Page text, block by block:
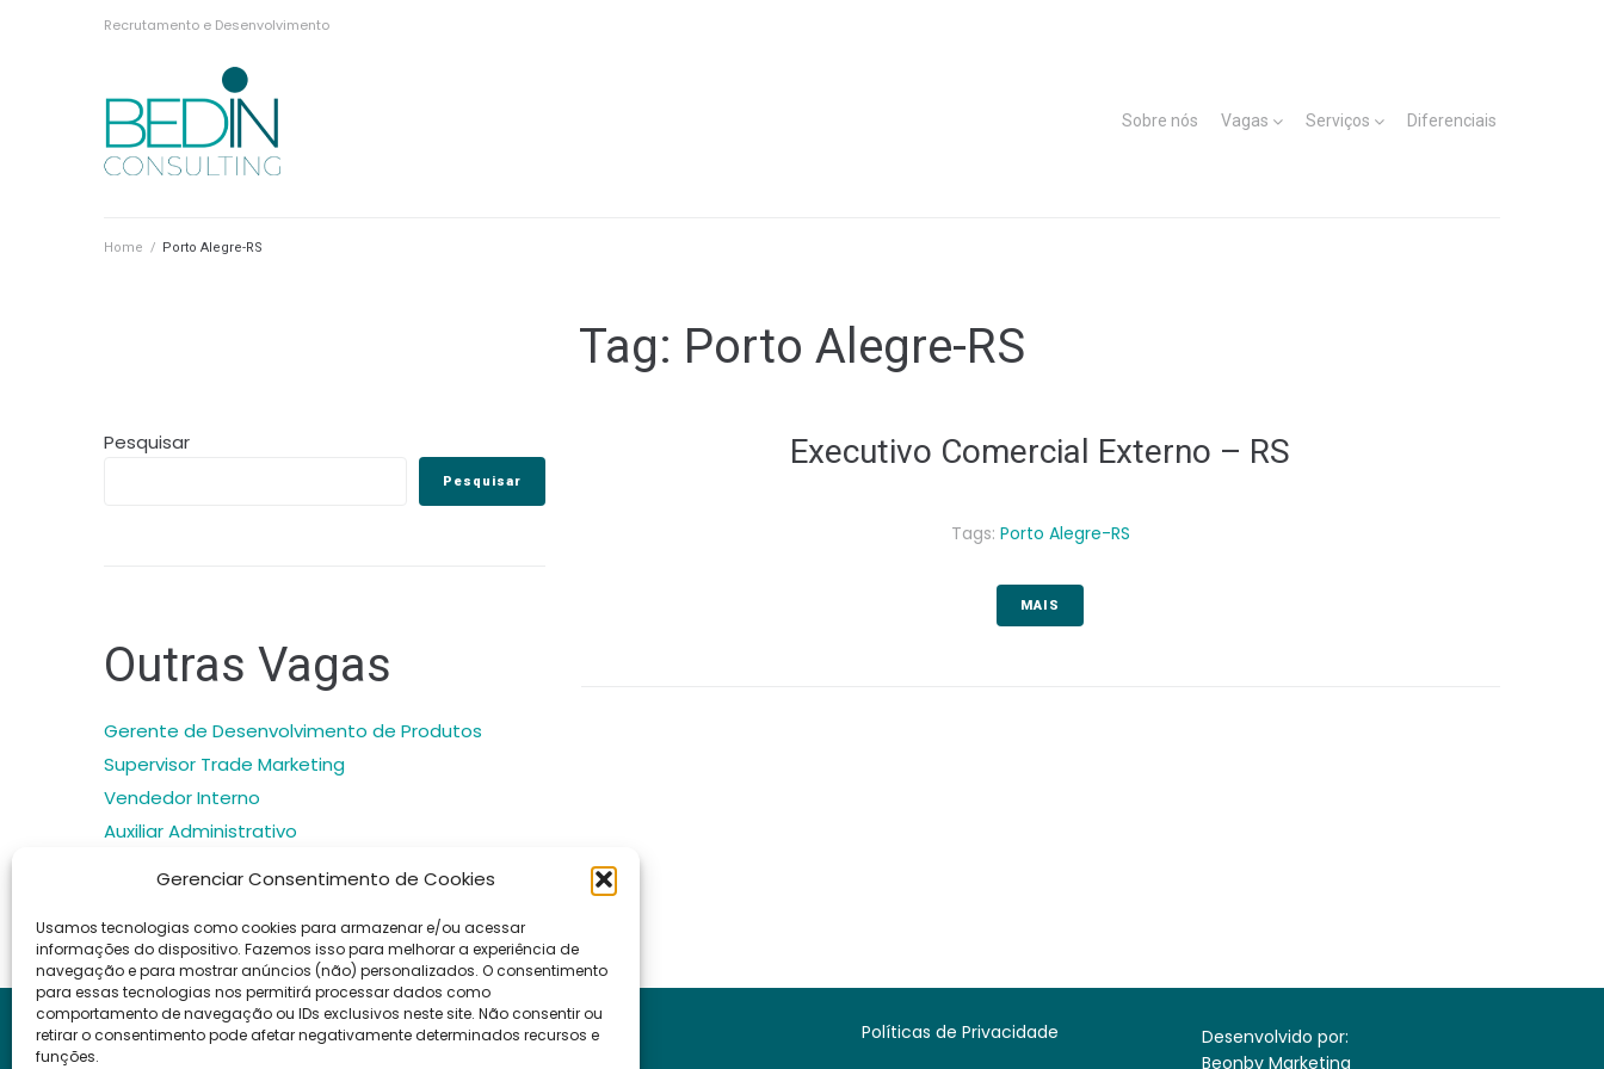
Gerenciar Consentimento de Cookies
Usamos tecnologias como cookies para armazenar e/ou acessar
informações do dispositivo. Fazemos isso para melhorar a experiência de
navegação e para mostrar anúncios (não) personalizados. O consentimento
para essas tecnologias nos permitirá processar dados como
comportamento de navegação ou IDs exclusivos neste site. Não consentir ou
retirar o consentimento pode afetar negativamente determinados recursos e
funções.
Recrutamento e Desenvolvimento
Sobre nós Vagas Serviços Diferenciais
Home / Porto Alegre-RS
Tag: Porto Alegre-RS
Executivo Comercial Externo – RS
Tags: Porto Alegre-RS
MAIS
Pesquisar
Pesquisar
Outras Vagas
Gerente de Desenvolvimento de Produtos
Supervisor Trade Marketing
Vendedor Interno
Auxiliar Administrativo
Bedin Consulting
Políticas de Privacidade
Desenvolvido por:
Beonby Marketing